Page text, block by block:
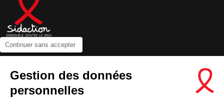
Continuer sans accepter
Gestion des données
personnelles
Newsletter
Nous suivre sur les réseaux :